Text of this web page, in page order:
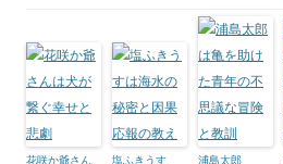
花咲か爺さん 塩ふきうす 浦島太郎